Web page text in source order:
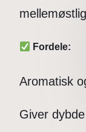
Fordele:
Aromatisk
Giver